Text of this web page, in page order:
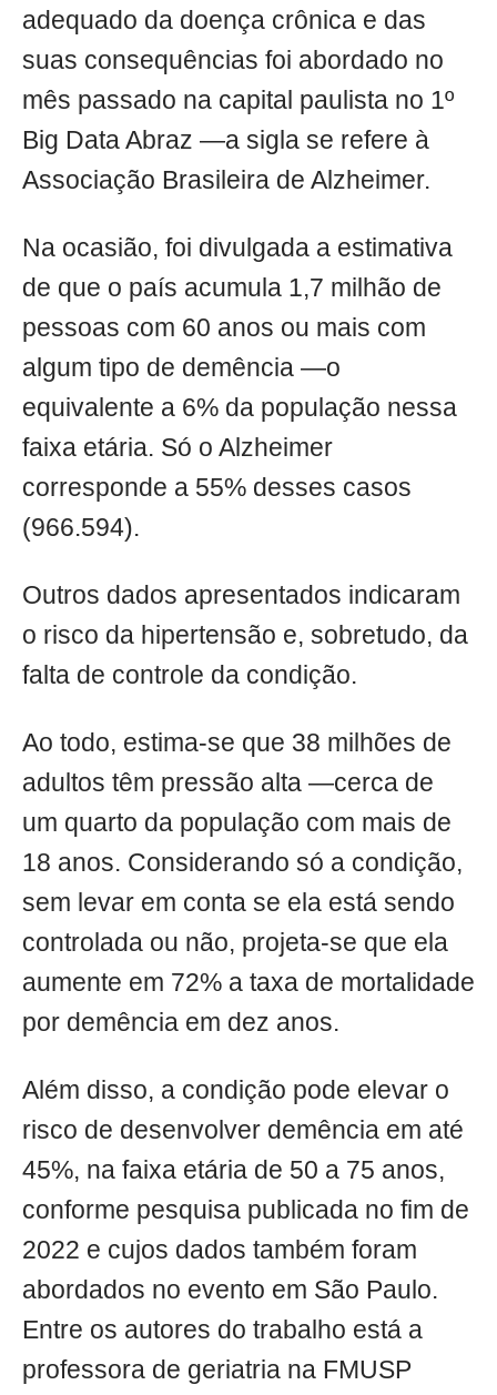
adequado da doença crônica e das
suas consequências foi abordado no
mês passado na capital paulista no 1º
Big Data Abraz —a sigla se refere à
Associação Brasileira de Alzheimer.
Na ocasião, foi divulgada a estimativa
de que o país acumula 1,7 milhão de
pessoas com 60 anos ou mais com
algum tipo de demência —o
equivalente a 6% da população nessa
faixa etária. Só o Alzheimer
corresponde a 55% desses casos
(966.594).
Outros dados apresentados indicaram
o risco da hipertensão e, sobretudo, da
falta de controle da condição.
Ao todo, estima-se que 38 milhões de
adultos têm pressão alta —cerca de
um quarto da população com mais de
18 anos. Considerando só a condição,
sem levar em conta se ela está sendo
controlada ou não, projeta-se que ela
aumente em 72% a taxa de mortalidade
por demência em dez anos.
Além disso, a condição pode elevar o
risco de desenvolver demência em até
45%, na faixa etária de 50 a 75 anos,
conforme pesquisa publicada no fim de
2022 e cujos dados também foram
abordados no evento em São Paulo.
Entre os autores do trabalho está a
professora de geriatria na FMUSP